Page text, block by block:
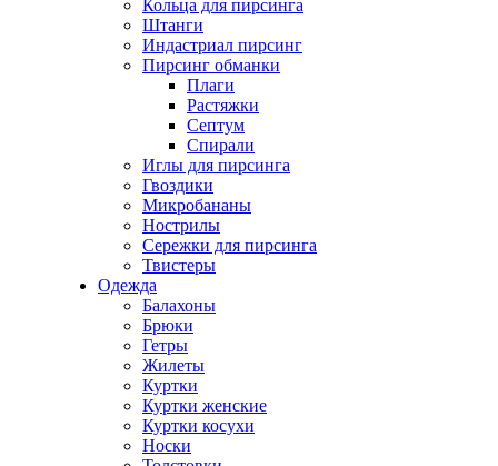
Кольца для пирсинга
Штанги
Индастриал пирсинг
Пирсинг обманки
Плаги
Растяжки
Септум
Спирали
Иглы для пирсинга
Гвоздики
Микробананы
Нострилы
Сережки для пирсинга
Твистеры
Одежда
Балахоны
Брюки
Гетры
Жилеты
Куртки
Куртки женские
Куртки косухи
Носки